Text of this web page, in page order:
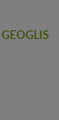
GEOGLIS